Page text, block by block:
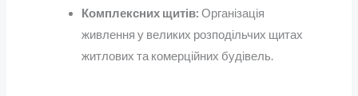
Комплексних щитів: Організація
живлення у великих розподільчих щитах
житлових та комерційних будівель.